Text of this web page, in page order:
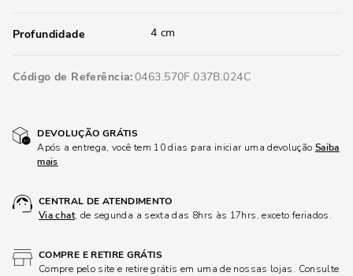
Profundidade 4 cm
Código de Referência 0463.570F.037B.024C
DEVOLUÇÃO GRÁTIS
Após a entrega, você tem 10 dias para iniciar uma devolução Saiba
mais
CENTRAL DE ATENDIMENTO
Via chat, de segunda a sexta das 8hrs às 17hrs, exceto feriados.
COMPRE E RETIRE GRÁTIS
Compre pelo site e retire grátis em uma de nossas lojas. Consulte